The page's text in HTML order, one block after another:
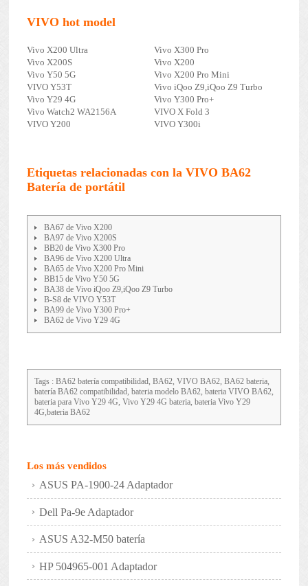
VIVO hot model
Vivo X200 Ultra
Vivo X300 Pro
Vivo X200S
Vivo X200
Vivo Y50 5G
Vivo X200 Pro Mini
VIVO Y53T
Vivo iQoo Z9,iQoo Z9 Turbo
Vivo Y29 4G
Vivo Y300 Pro+
Vivo Watch2 WA2156A
VIVO X Fold 3
VIVO Y200
VIVO Y300i
Etiquetas relacionadas con la VIVO BA62
Batería de portátil
BA67 de Vivo X200
BA97 de Vivo X200S
BB20 de Vivo X300 Pro
BA96 de Vivo X200 Ultra
BA65 de Vivo X200 Pro Mini
BB15 de Vivo Y50 5G
BA38 de Vivo iQoo Z9,iQoo Z9 Turbo
B-S8 de VIVO Y53T
BA99 de Vivo Y300 Pro+
BA62 de Vivo Y29 4G
Tags : BA62 batería compatibilidad, BA62, VIVO BA62, BA62 bateria,
batería BA62 compatibilidad, bateria modelo BA62, bateria VIVO BA62,
bateria para Vivo Y29 4G, Vivo Y29 4G bateria, bateria Vivo Y29
4G,bateria BA62
Los más vendidos
ASUS PA-1900-24 Adaptador
Dell Pa-9e Adaptador
ASUS A32-M50 batería
HP 504965-001 Adaptador